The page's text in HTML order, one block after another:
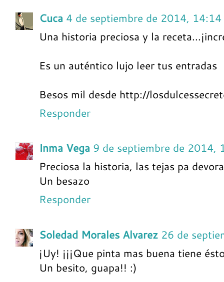
Cuca 4 de septiembre de 2014, 14:14
Una historia preciosa y la
Es un auténtico lujo leer tus entradas
Besos mil desde http://
Responder
Inma Vega 9 de septiembre de 2014,
Preciosa la historia, las tejas pa
Un besazo
Responder
Soledad Morales Alvarez 26 de
¡Uy! ¡¡¡Que pinta mas buena tiene
Un besito, guapa!! :)